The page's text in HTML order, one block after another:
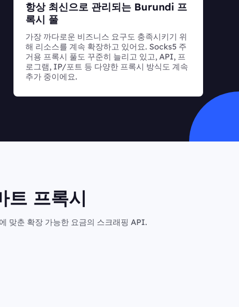
항상 최신으로 관리되는 Burundi 프
록시 풀
가장 까다로운 비즈니스 요구도 충족시키기 위
해 리소스를 계속 확장하고 있어요. Socks5 주
거용 프록시 풀도 꾸준히 늘리고 있고, API, 프
로그램, IP/포트 등 다양한 프록시 방식도 계속
추가 중이에요.
트 프록시
맞춘 확장 가능한 요금의 스크래핑 API.